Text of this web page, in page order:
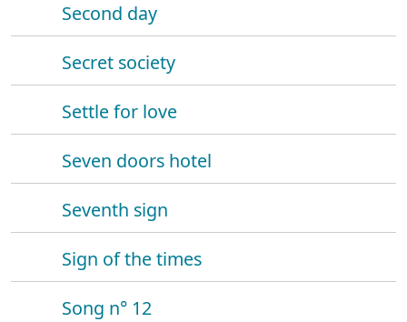
Second day
Secret society
Settle for love
Seven doors hotel
Seventh sign
Sign of the times
Song n° 12